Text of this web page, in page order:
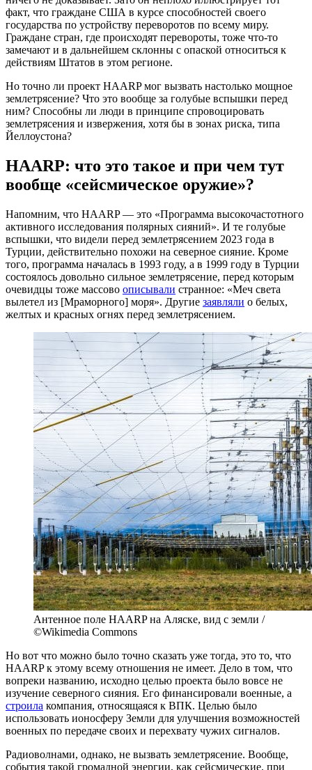
факт, что граждане США в курсе способностей своего
государства по устройству переворотов по всему миру.
Граждане стран, где происходят перевороты, тоже что-то
замечают и в дальнейшем склонны с опаской относиться к
действиям Штатов в этом регионе.
Но точно ли проект HAARP мог вызвать настолько мощное
землетрясение? Что это вообще за голубые вспышки перед
ним? Способны ли люди в принципе спровоцировать
землетрясения и извержения, хотя бы в зонах риска, типа
Йеллоустона?
HAARP: что это такое и при чем тут
вообще «сейсмическое оружие»?
Напомним, что HAARP — это «Программа высокочастотного
активного исследования полярных сияний». И те голубые
вспышки, что видели перед землетрясением 2023 года в
Турции, действительно похожи на северное сияние. Кроме
того, программа началась в 1993 году, а в 1999 году в Турции
состоялось довольно сильное землетрясение, перед которым
очевидцы тоже массово описывали странное: «Меч света
вылетел из [Мраморного] моря». Другие заявляли о белых,
желтых и красных огнях перед землетрясением.
Антенное поле HAARP на Аляске, вид с земли /
©Wikimedia Commons
Но вот что можно было точно сказать уже тогда, это то, что
HAARP к этому всему отношения не имеет. Дело в том, что
вопреки названию, исходно целью проекта было вовсе не
изучение северного сияния. Его финансировали военные, а
строила компания, относящаяся к ВПК. Целью было
использовать ионосферу Земли для улучшения возможностей
военных по передаче своих и перехвату чужих сигналов.
Радиоволнами, однако, не вызвать землетрясение. Вообще,
события такой громадной энергии, как сейсмические, при